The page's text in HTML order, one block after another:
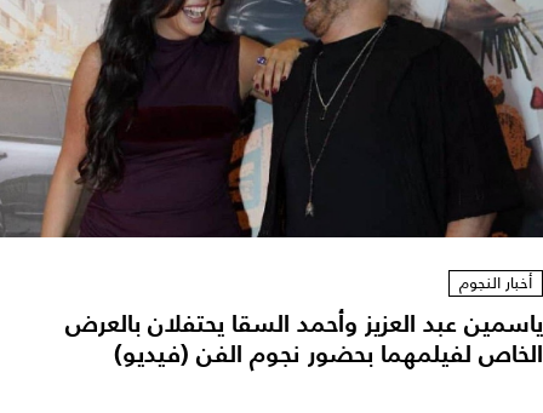
أخبار النجوم
ياسمين عبد العزيز وأحمد السقا يحتفلان بالعرض
الخاص لفيلمهما بحضور نجوم الفن (فيديو)